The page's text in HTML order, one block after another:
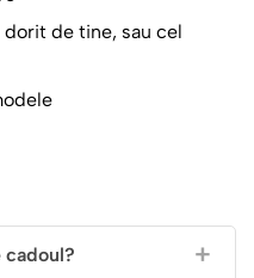
de tine, sau cel
cadoul?